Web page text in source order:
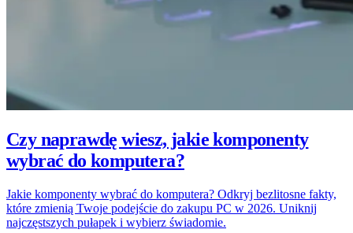
Czy naprawdę wiesz, jakie komponenty
wybrać do komputera?
Jakie komponenty wybrać do komputera? Odkryj bezlitosne fakty,
które zmienią Twoje podejście do zakupu PC w 2026. Uniknij
najczęstszych pułapek i wybierz świadomie.